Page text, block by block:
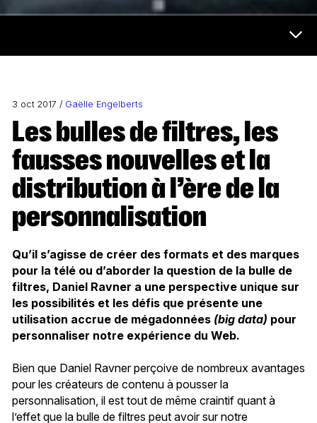
3 oct 2017 / Gaëlle Engelberts
Les bulles de filtres, les
fausses nouvelles et la
distribution à l’ère de la
personnalisation
Qu’il s’agisse de créer des formats et des marques
pour la télé ou d’aborder la question de la bulle de
filtres, Daniel Ravner a une perspective unique sur
les possibilités et les défis que présente une
utilisation accrue de mégadonnées (big data) pour
personnaliser notre expérience du Web.
Bien que Daniel Ravner perçoive de nombreux avantages
pour les créateurs de contenu à pousser la
personnalisation, il est tout de même craintif quant à
l’effet que la bulle de filtres peut avoir sur notre